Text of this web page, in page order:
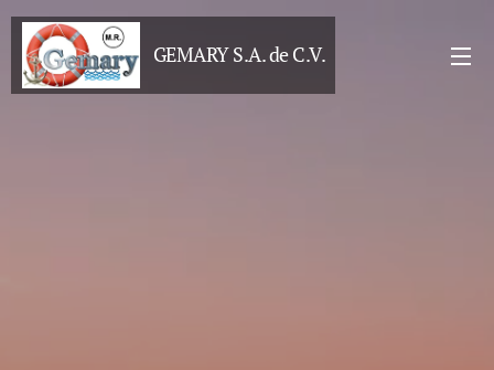
GEMARY S.A. de C.V.